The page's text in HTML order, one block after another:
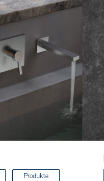
Produkte